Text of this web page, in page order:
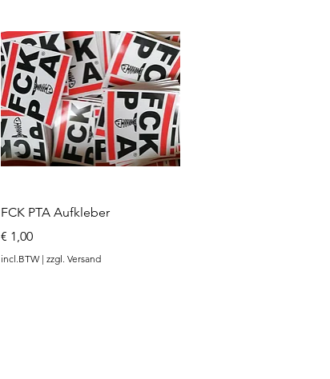
Snel overzicht
FCK PTA Aufkleber
Prijs
€ 1,00
incl.BTW | zzgl. Versand